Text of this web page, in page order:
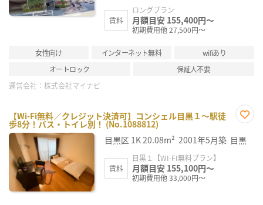
賃料
ロングプラン
月額目安 155,400円～
初期費用他 27,500円～
女性向け インターネット無料
wifiあり
オートロック
保証人不要
運営会社： 株式会社マイナビ
【Wi-Fi無料／クレジット決済可】コンシェル目黒１～駅徒
歩8分！バス・トイレ別！ (No.1088812)
に入
り登
目黒区 1K20.08m² 2001年5月築 目黒
賃料
目黒１【WI-FI無料プラン】
月額目安 155,100円～
初期費用他 33,000円～